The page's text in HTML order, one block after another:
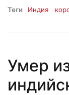
Теги Индия
Умер